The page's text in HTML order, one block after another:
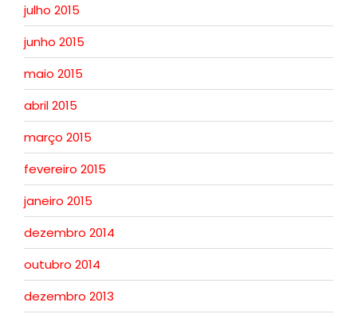
julho 2015
junho 2015
maio 2015
abril 2015
março 2015
fevereiro 2015
janeiro 2015
dezembro 2014
outubro 2014
dezembro 2013